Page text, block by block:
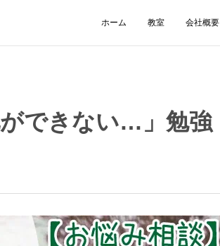
ホーム 教室 会社概要
ができない…」勉強